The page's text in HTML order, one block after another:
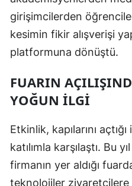
girişimcilerden
kesimin fikir alışverişi
platformuna dönüştü.
FUARIN
YOĞUN İLGI
Etkinlik, kapılarını
katılımla karşılaştı. Bu
firmanın yer aldığı
teknolojiler ziyaretçilere